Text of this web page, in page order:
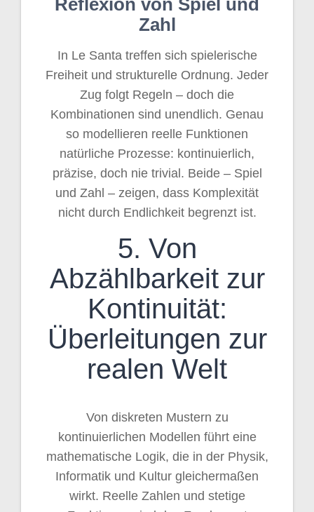
Reflexion von Spiel und
Zahl
In Le Santa treffen sich spielerische
Freiheit und strukturelle Ordnung. Jeder
Zug folgt Regeln – doch die
Kombinationen sind unendlich. Genau
so modellieren reelle Funktionen
natürliche Prozesse: kontinuierlich,
präzise, doch nie trivial. Beide – Spiel
und Zahl – zeigen, dass Komplexität
nicht durch Endlichkeit begrenzt ist.
5. Von
Abzählbarkeit zur
Kontinuität:
Überleitungen zur
realen Welt
Von diskreten Mustern zu
kontinuierlichen Modellen führt eine
mathematische Logik, die in der Physik,
Informatik und Kultur gleichermaßen
wirkt. Reelle Zahlen und stetige